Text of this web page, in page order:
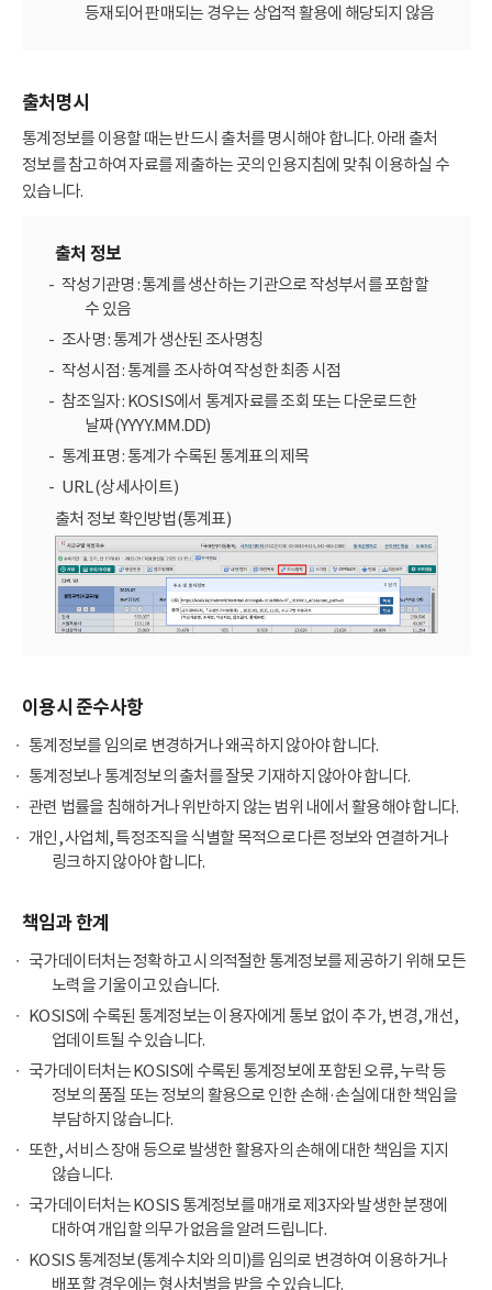
등재되어 판매되는 경우는 상업적 활용에 해당되지 않음
출처명시
통계정보를 이용할 때는 반드시 출처를 명시해야 합니다. 아래 출처
정보를 참고하여 자료를 제출하는 곳의 인용지침에 맞춰 이용하실 수
있습니다.
출처 정보
작성기관명 : 통계를 생산하는 기관으로 작성부서를 포함할
수 있음
조사명 : 통계가 생산된 조사명칭
작성시점 : 통계를 조사하여 작성한 최종 시점
참조일자 : KOSIS에서 통계자료를 조회 또는 다운로드한
날짜(YYYY.MM.DD)
통계표명 : 통계가 수록된 통계표의 제목
URL (상세사이트)
출처 정보 확인방법(통계표)
이용시 준수사항
통계정보를 임의로 변경하거나 왜곡하지 않아야 합니다.
통계정보나 통계정보의 출처를 잘못 기재하지 않아야 합니다.
관련 법률을 침해하거나 위반하지 않는 범위 내에서 활용해야 합니다.
개인, 사업체, 특정조직을 식별할 목적으로 다른 정보와 연결하거나
링크하지 않아야 합니다.
책임과 한계
국가데이터처는 정확하고 시의적절한 통계정보를 제공하기 위해 모든
노력을 기울이고 있습니다.
KOSIS에 수록된 통계정보는 이용자에게 통보 없이 추가, 변경, 개선,
업데이트될 수 있습니다.
국가데이터처는 KOSIS에 수록된 통계정보에 포함된 오류, 누락 등
정보의 품질 또는 정보의 활용으로 인한 손해·손실에 대한 책임을
부담하지 않습니다.
또한, 서비스 장애 등으로 발생한 활용자의 손해에 대한 책임을 지지
않습니다.
국가데이터처는 KOSIS 통계정보를 매개로 제3자와 발생한 분쟁에
대하여 개입할 의무가 없음을 알려드립니다.
KOSIS 통계정보(통계수치와 의미)를 임의로 변경하여 이용하거나
배포할 경우에는 형사처벌을 받을 수 있습니다.